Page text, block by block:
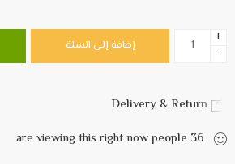
+
−
إضافة إلى السلة
36
people